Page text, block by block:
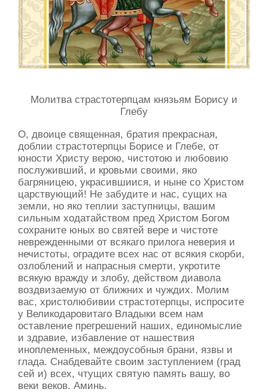
Молитва страстотерпцам князьям Борису и
Глебу
О, двоице священная, братия прекрасная,
доблии страстотерпцы Борисе и Глебе, от
юности Христу верою, чистотою и любовию
послуживший, и кровьми своими, яко
багряницею, украсившиися, и ныне со Христом
царствующий! Не забудите и нас, сущих на
земли, но яко теплии заступницы, вашим
сильным ходатайством пред Христом Богом
сохраните юных во святей вере и чистоте
неврежденными от всякаго прилога неверия и
нечистоты, оградите всех нас от всякия скорби,
озлоблений и напрасныя смерти, укротите
всякую вражду и злобу, действом диавола
воздвизаемую от ближних и чуждих. Молим
вас, христолюбивии страстотерпцы, испросите
у Великодаровитаго Владыки всем нам
оставление прегрешений наших, единомыслие
и здравие, избавление от нашествия
иноплеменных, междоусобныя брани, язвы и
глада. Снабдевайте своим заступлением (град
сей и) всех, чтущих святую память вашу, во
веки веков. Аминь.